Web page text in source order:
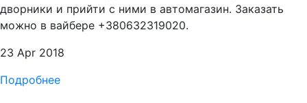
дворники и прийти с ними в автомагазин. Заказать
можно в вайбере +380632319020.
23 Apr 2018
Подробнее